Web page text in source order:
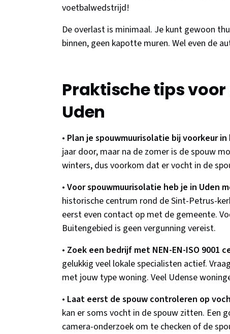
voetbalwedstrijd!
De overlast is minimaal. Je kunt gewoon
binnen, geen kapotte muren. Wel even de
Praktische tips
Uden
• Plan je spouwmuurisolatie bij voorkeur
jaar door, maar na de zomer is de spouw
winters, dus voorkom dat er vocht in de
• Voor spouwmuurisolatie heb je in Uden
historische centrum rond de Sint-Petrus-
eerst even contact op met de gemeente.
Buitengebied is geen vergunning vereist.
• Zoek een bedrijf met NEN-EN-ISO 9001
gelukkig veel lokale specialisten actief.
met jouw type woning. Veel Udense
• Laat eerst de spouw controleren op
kan er soms vocht in de spouw zitten. Een
camera-onderzoek om te checken of de